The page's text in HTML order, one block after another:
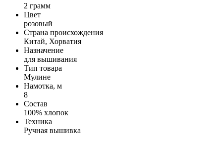
2 грамм
Цвет
розовый
Страна происхождения
Китай, Хорватия
Назначение
для вышивания
Тип товара
Мулине
Намотка, м
8
Состав
100% хлопок
Техника
Ручная вышивка